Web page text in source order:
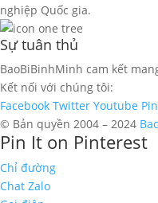
nghiệp Quốc gia.
Sự tuân thủ
BaoBiBinhMinh cam kết
Kết nối với chúng tôi:
Facebook Twitter Youtube
© Bản quyền 2004 – 2024
Pin It on Pinterest
Chỉ đường
Chat Zalo